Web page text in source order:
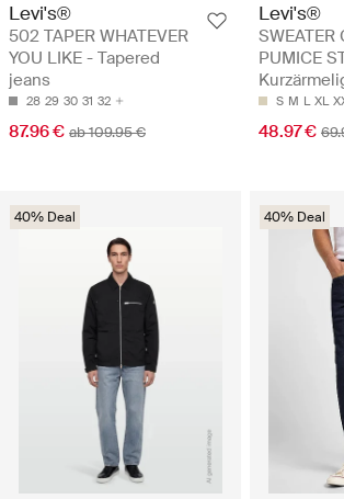
Levi's®
502 TAPER WHATEVER
YOU LIKE - Tapered
jeans
28 29 30 31 32
87.96 € ab 109.95 €
Levi's®
SWEATER
PUMICE
S M L XL
48.97 €
40% Deal 40% Deal